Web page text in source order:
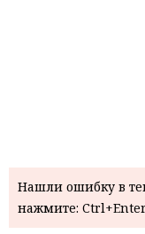
Нашли ошибку в
нажмите: